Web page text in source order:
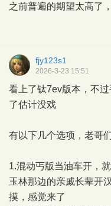
之前普遍的期望太高了
fjy123s1
2026-3-23 15:51
看上了钛7ev版本，不
了估计没戏
有以下几个选项，老哥
1.混动丐版当油车开，
玉林那边的亲戚长辈开
摸，感觉来了